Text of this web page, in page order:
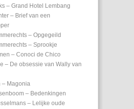
– Grand Hotel Lembang
– Brief van een
– Opgegeild
– Sprookje
– Conoci de Chico
– De obsessie van Wally van
– Magonia
– Bedenkingen
– Lelijke oude